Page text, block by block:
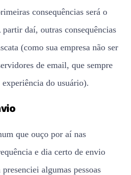
consequências será o
partir daí, outras consequências
(como sua empresa não ser
de email, que sempre
do usuário).
que ouço por aí nas
e dia certo de envio
algumas pessoas